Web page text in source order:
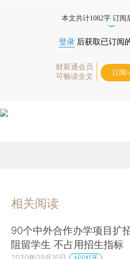
本文共计1082字 订阅
登录 后获取已订阅
财新通会员
可畅读全文
订阅/
相关阅读
90个中外合作办学项目扩
阻留学生 不占用招生指标
2020年09月16日